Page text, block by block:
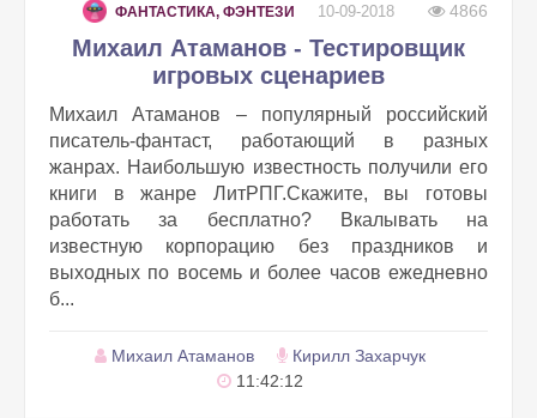
ФАНТАСТИКА, ФЭНТЕЗИ 10-09-2018 4866
Михаил Атаманов - Тестировщик
игровых сценариев
Михаил Атаманов – популярный российский
писатель-фантаст, работающий в разных
жанрах. Наибольшую известность получили его
книги в жанре ЛитРПГ.Скажите, вы готовы
работать за бесплатно? Вкалывать на
известную корпорацию без праздников и
выходных по восемь и более часов ежедневно
б...
Михаил Атаманов
Кирилл Захарчук
11:42:12